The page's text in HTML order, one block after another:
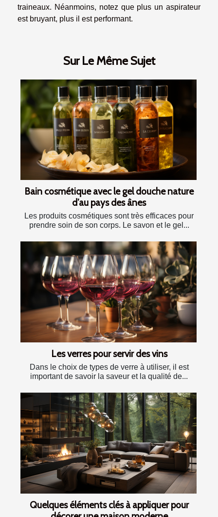
traineaux. Néanmoins, notez que plus un aspirateur
est bruyant, plus il est performant.
Sur Le Même Sujet
Bain cosmétique avec le gel douche nature
d’au pays des ânes
Les produits cosmétiques sont très efficaces pour
prendre soin de son corps. Le savon et le gel...
Les verres pour servir des vins
Dans le choix de types de verre à utiliser, il est
important de savoir la saveur et la qualité de...
Quelques éléments clés à appliquer pour